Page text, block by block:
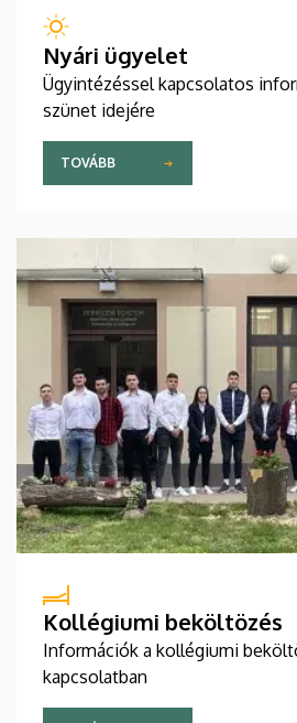
Nyári ügyelet
Ügyintézéssel kapcsolatos
szünet idejére
TOVÁBB
Kollégiumi beköltözés
Információk a kollégiumi
kapcsolatban